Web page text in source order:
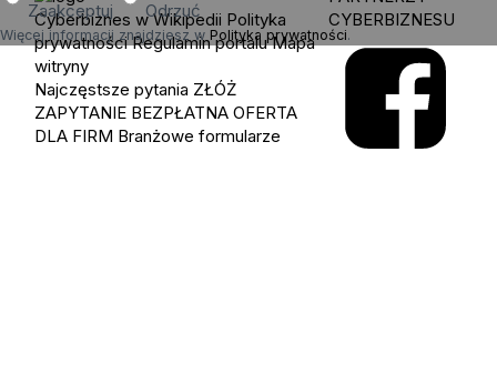
Zaakceptuj Odrzuć
Więcej informacji znajdziesz w Polityka prywatności.
Cyberbiznes w Wikipedii Polityka
prywatności Regulamin portalu Mapa
witryny
Najczęstsze pytania ZŁÓŻ
ZAPYTANIE BEZPŁATNA OFERTA
DLA FIRM Branżowe formularze
CYBERBIZNESU